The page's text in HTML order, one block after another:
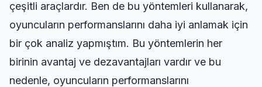
çeşitli araçlardır. Ben de bu yöntemleri kullanarak,
oyuncuların performanslarını daha iyi anlamak için
bir çok analiz yapmıştım. Bu yöntemlerin her
birinin avantaj ve dezavantajları vardır ve bu
nedenle, oyuncuların performanslarını